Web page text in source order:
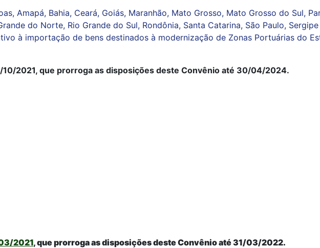
Amapá, Bahia, Ceará, Goiás, Maranhão, Mato Grosso, Mato Grosso do Sul,
do Norte, Rio Grande do Sul, Rondônia, Santa Catarina, São Paulo,
à importação de bens destinados à modernização de Zonas Portuárias do
10/2021, que prorroga as disposições deste Convênio até 30/04/2024.
2021, que prorroga as disposições deste Convênio até 31/03/2022.